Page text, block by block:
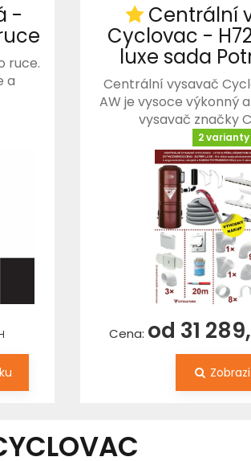
-
ruce.
a
Centrální
Cyclovac -
luxe sada
Centrální vysavač
AW je vysoce výkonný
vysavač značky
2 varianty
Cena: od 31